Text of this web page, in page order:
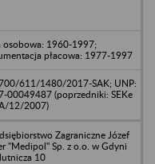
osobowa: 1960-1997;
płacowa: 1977-1997
611/1480/2017-SAK; UNP:
00049487 (poprzedniki: SEKe
12/2007)
Zagraniczne Józef
"Medipol" Sp. z o.o. w Gdyni
10